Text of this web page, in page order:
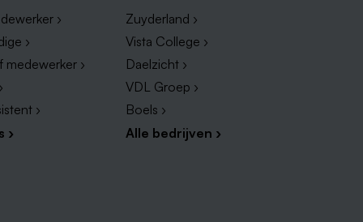
nabijgelegen plaatsen waar
›
›
medewerker ›
›
›
Zuyderland ›
Vista College ›
Daelzicht ›
VDL Groep ›
Boels ›
Alle bedrijven ›